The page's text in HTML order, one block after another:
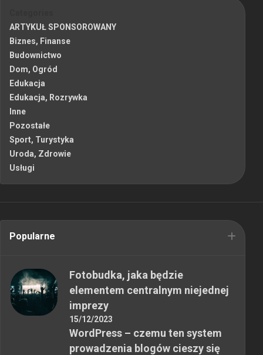
ARTYKUŁ SPONSOROWANY
Biznes, Finanse
Budownictwo
Dom, Ogród
Edukacja
Edukacja, Rozrywka
Inne
Pozostałe
Sport, Turystyka
Uroda, Zdrowie
Usługi
Popularne
Fotobudka, jaka będzie
elementem centralnym niejednej
imprezy
15/12/2023
WordPress – czemu ten system
prowadzenia blogów cieszy się